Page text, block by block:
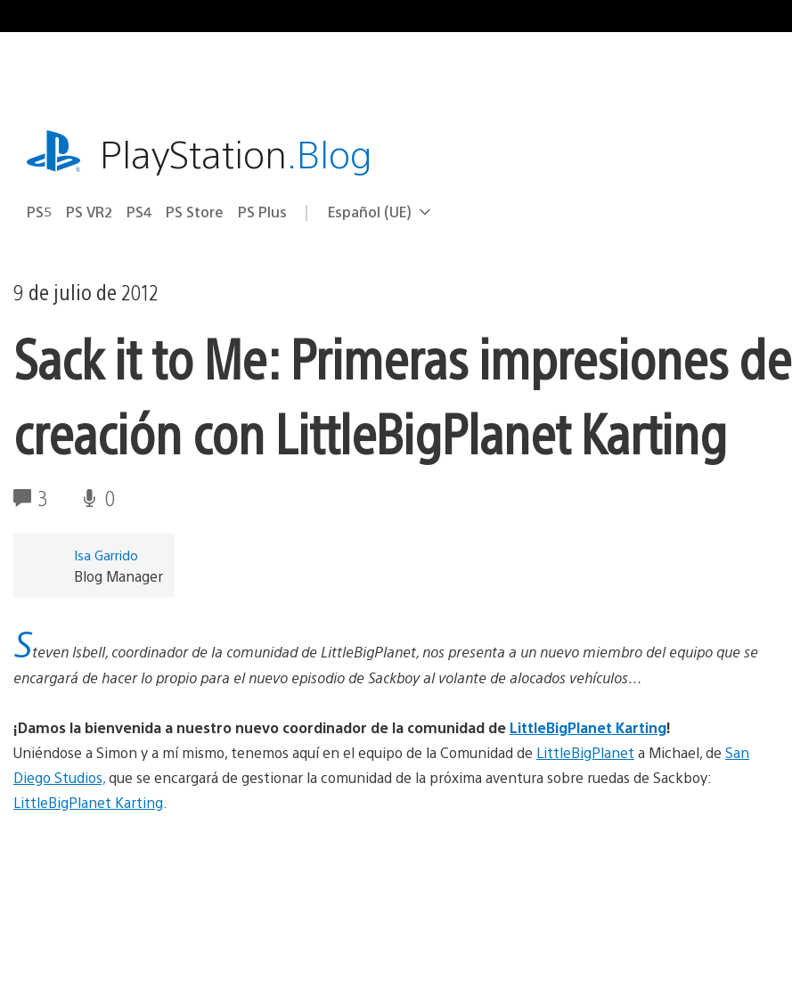
al
playstation.comPlayStation.Blog
PS5 PS VR2 PS4 PS Store PS Plus Selecciona
Región
Español (UE)
9 de julio de 2012
Sack it to Me: Primeras impresiones de
creación con LittleBigPlanet Karting
3 0
Isa Garrido
Blog Manager
Steven Isbell, coordinador de la comunidad de LittleBigPlanet, nos presenta a un nuevo miembro del equipo que se
encargará de hacer lo propio para el nuevo episodio de Sackboy al volante de alocados vehículos…
¡Damos la bienvenida a nuestro nuevo coordinador de la comunidad de LittleBigPlanet Karting!
Uniéndose a Simon y a mí mismo, tenemos aquí en el equipo de la Comunidad de LittleBigPlanet a Michael, de San
Diego Studios,que se encargará de gestionar la comunidad de la próxima aventura sobre ruedas de Sackboy:
LittleBigPlanet Karting